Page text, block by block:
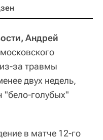
Андрей
за травмы
двух недель,
голубых"
в матче 12-го